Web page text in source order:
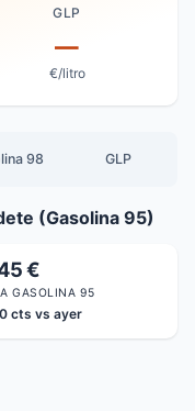
GLP
—
€/litro
98 GLP
(Gasolina 95)
€
GASOLINA 95
cts vs ayer